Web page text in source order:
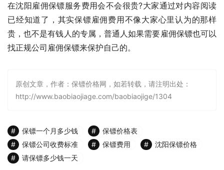
在沈阳雇佣保镖服务费用会不会很贵?大家通过对内容阅读
已经知道了，其实保镖雇佣费用不像大家心里认为的那样
贵，也不是有钱人的专属，普通人如果需要雇佣保镖也可以
找正规公司雇佣保镖来保护自己的。
原创文章，作者：保镖价格网，如若转载，请注明出处：
http://www.baobiaojiage.com/baobiaojige/1304
保镖一个月多少钱
保镖价格表
保镖公司收费标准
保镖费用
沈阳保镖价格
请保镖多少钱一天